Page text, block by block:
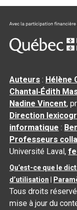
Auteurs : Hélène
Chantal‑Édith
Nadine Vincent,
Direction
informatique :
Professeurs
Université Laval,
Qu’est-ce que le
d’utilisation
Tous droits
mise à jour du